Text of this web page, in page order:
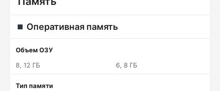
Оперативная память
Объем ОЗУ
8, 12 ГБ
6, 8 ГБ
Тип памяти